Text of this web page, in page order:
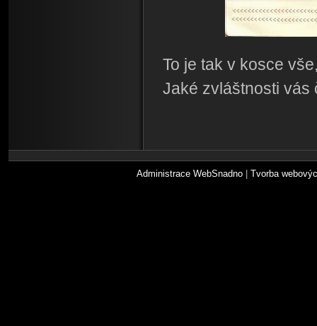
To je tak v kosce
Jaké zvláštnosti
Administrace WebSnadno Tvorba